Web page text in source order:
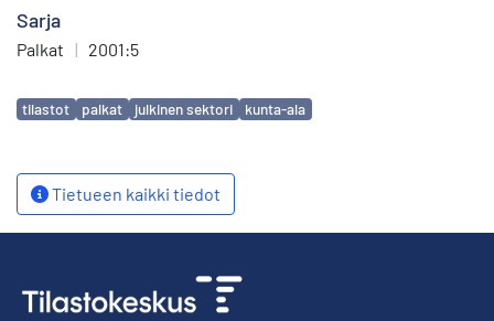
Sarja
Palkat | 2001:5
Avainsanat
tilastot palkat julkinen sektori kunta-ala
Tietueen kaikki tiedot